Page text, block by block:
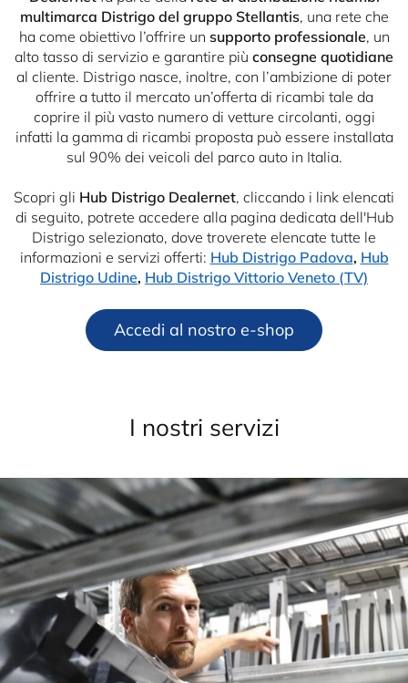
multimarca Distrigo del gruppo Stellantis, una rete che
ha come obiettivo l’offrire un supporto professionale, un
alto tasso di servizio e garantire più consegne quotidiane
al cliente. Distrigo nasce, inoltre, con l’ambizione di poter
offrire a tutto il mercato un’offerta di ricambi tale da
coprire il più vasto numero di vetture circolanti, oggi
infatti la gamma di ricambi proposta può essere installata
sul 90% dei veicoli del parco auto in Italia.
Scopri gli Hub Distrigo Dealernet, cliccando i link elencati
di seguito, potrete accedere alla pagina dedicata dell'Hub
Distrigo selezionato, dove troverete elencate tutte le
informazioni e servizi offerti: Hub Distrigo Padova, Hub
Distrigo Udine, Hub Distrigo Vittorio Veneto (TV)
Accedi al nostro e-shop
I nostri servizi